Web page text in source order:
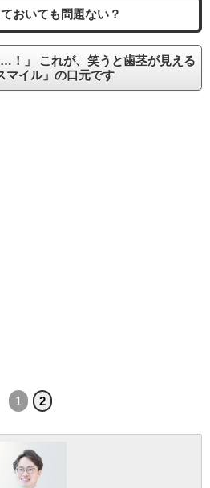
おいても問題ない？
！」 これが、笑うと歯茎が見える
マイル」の口元です
1 2